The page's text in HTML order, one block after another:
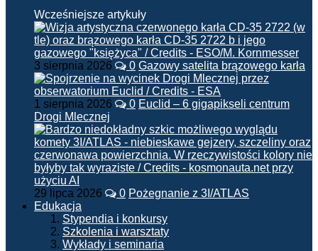
Wcześniejsze artykuły
3 sierpnia 2026 0 Gazowy satelita brązowego karła
1 sierpnia 2026 0 Euclid – 6 gigapikseli centrum
Drogi Mlecznej
29 lipca 2026 0 Pożegnanie z 3I/ATLAS
Edukacja
Stypendia i konkursy
Szkolenia i warsztaty
Wykłady i seminaria